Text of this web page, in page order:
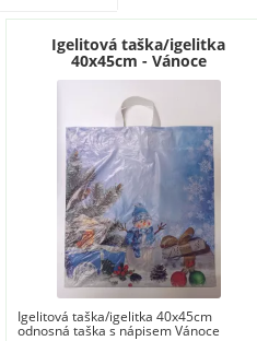
Igelitová taška/igelitka
40x45cm - Vánoce
Igelitová taška/igelitka 40x45cm
odnosná taška s nápisem Vánoce